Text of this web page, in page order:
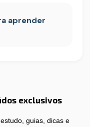
aprender
exclusivos
guias, dicas e